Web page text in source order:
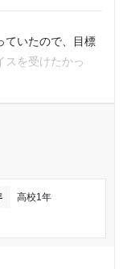
できていると
をかけてくれ
とした質問もす
変うれしく思い
ていたので、目標
スを受けたかっ
法や心の持ち方
てもらえる。
高校1年